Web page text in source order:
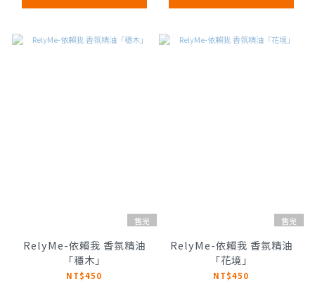
售完
RelyMe-依賴我 香氛精油
「穩木」
NT$450
售完
RelyMe-依賴我 香氛精油
「花境」
NT$450